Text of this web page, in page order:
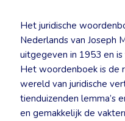
Het juridische
Nederlands van Joseph
uitgegeven in 1953 en
Het woordenboek is de
wereld van juridische
tienduizenden lemma’s
en gemakkelijk de